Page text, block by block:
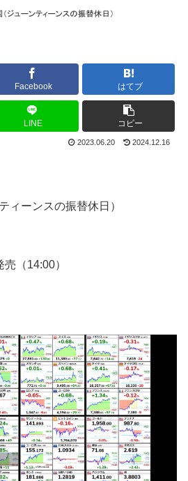
Facebook はてブ
LINE コピー
2023.06.20 2024.12.16
ィーンスの振替休日）
（14:00）